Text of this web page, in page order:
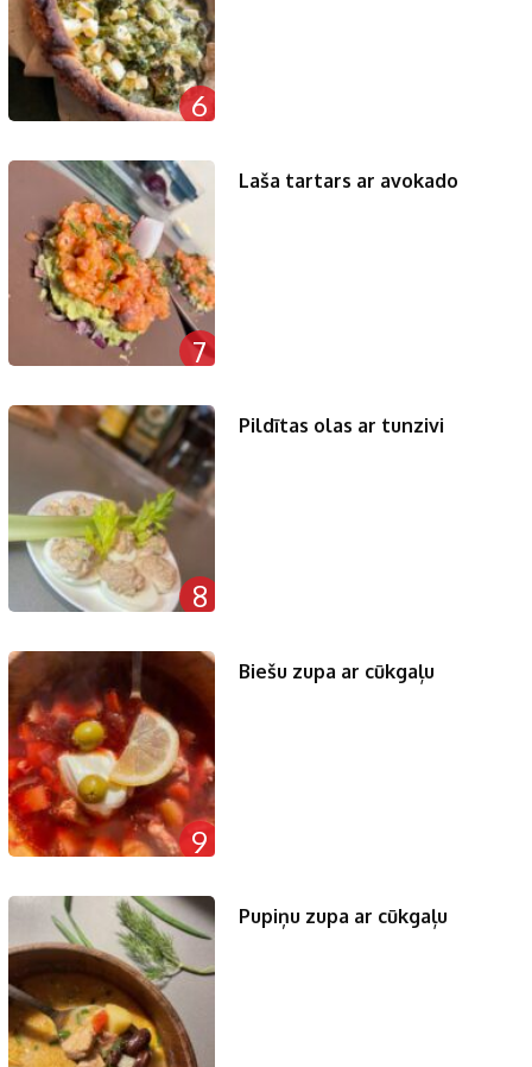
6
7
Laša tartars ar avokado
8
Pildītas olas ar tunzivi
9
Biešu zupa ar cūkgaļu
Pupiņu zupa ar cūkgaļu